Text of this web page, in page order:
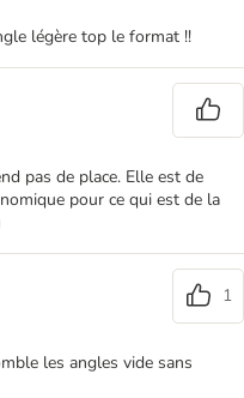
légère top le format !!
pas de place. Elle est de
pour ce qui est de la
1
les angles vide sans